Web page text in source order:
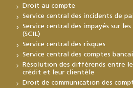
Droit au compte
Service central des incidents de
Service central des impayés sur
(SCIL)
Service central des risques
Service central des comptes
Résolution des différends entre
crédit et leur clientèle
Droit de communication des